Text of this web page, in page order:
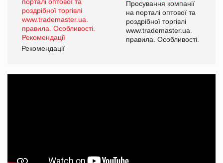
Просування компанії
на порталі оптової та
роздрібної торгівлі
www.trademaster.ua.
правила. Особливості.
Рекомендації